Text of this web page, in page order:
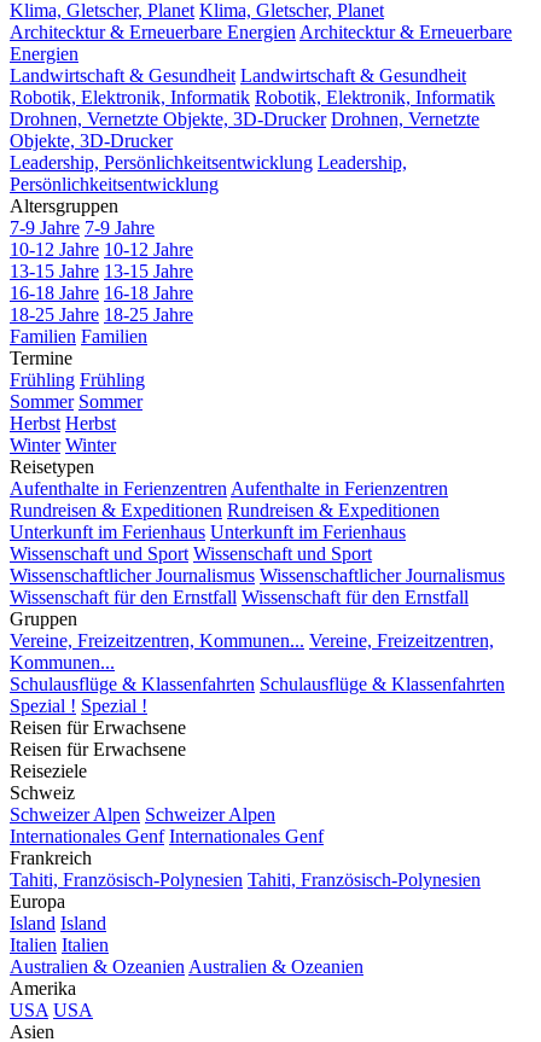
Klima, Gletscher, Planet Klima, Gletscher, Planet
Architecktur & Erneuerbare Energien Architecktur & Erneuerbare
Energien
Landwirtschaft & Gesundheit Landwirtschaft & Gesundheit
Robotik, Elektronik, Informatik Robotik, Elektronik, Informatik
Drohnen, Vernetzte Objekte, 3D-Drucker Drohnen, Vernetzte
Objekte, 3D-Drucker
Leadership, Persönlichkeitsentwicklung Leadership,
Persönlichkeitsentwicklung
Altersgruppen
7-9 Jahre 7-9 Jahre
10-12 Jahre 10-12 Jahre
13-15 Jahre 13-15 Jahre
16-18 Jahre 16-18 Jahre
18-25 Jahre 18-25 Jahre
Familien Familien
Termine
Frühling Frühling
Sommer Sommer
Herbst Herbst
Winter Winter
Reisetypen
Aufenthalte in Ferienzentren Aufenthalte in Ferienzentren
Rundreisen & Expeditionen Rundreisen & Expeditionen
Unterkunft im Ferienhaus Unterkunft im Ferienhaus
Wissenschaft und Sport Wissenschaft und Sport
Wissenschaftlicher Journalismus Wissenschaftlicher Journalismus
Wissenschaft für den Ernstfall Wissenschaft für den Ernstfall
Gruppen
Vereine, Freizeitzentren, Kommunen... Vereine, Freizeitzentren,
Kommunen...
Schulausflüge & Klassenfahrten Schulausflüge & Klassenfahrten
Spezial ! Spezial !
Reisen für Erwachsene
Reisen für Erwachsene
Reiseziele
Schweiz
Schweizer Alpen Schweizer Alpen
Internationales Genf Internationales Genf
Frankreich
Tahiti, Französisch-Polynesien Tahiti, Französisch-Polynesien
Europa
Island Island
Italien Italien
Australien & Ozeanien Australien & Ozeanien
Amerika
USA USA
Asien